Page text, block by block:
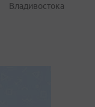
Владивостока